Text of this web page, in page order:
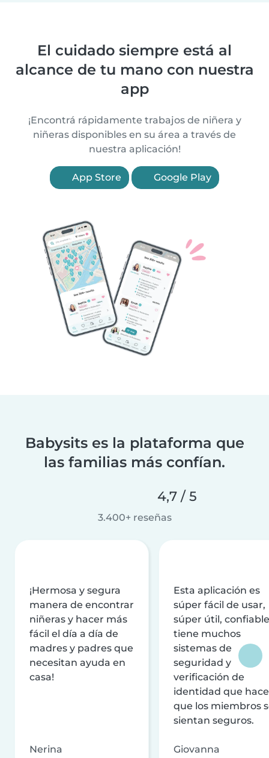
El cuidado siempre está al
alcance de tu mano con nuestra
app
¡Encontrá rápidamente trabajos de niñera y
niñeras disponibles en su área a través de
nuestra aplicación!
App Store Google Play
Babysits es la plataforma que
las familias más confían.
4,7 / 5
3.400+ reseñas
¡Hermosa y segura
manera de encontrar
niñeras y hacer más
fácil el día a día de
madres y padres que
necesitan ayuda en
casa!
Nerina
Esta aplicación es
súper fácil de usar,
súper útil,
tiene muchos
sistemas de
seguridad y
verificación de
identidad que
que los miembros
sientan seguros.
Giovanna